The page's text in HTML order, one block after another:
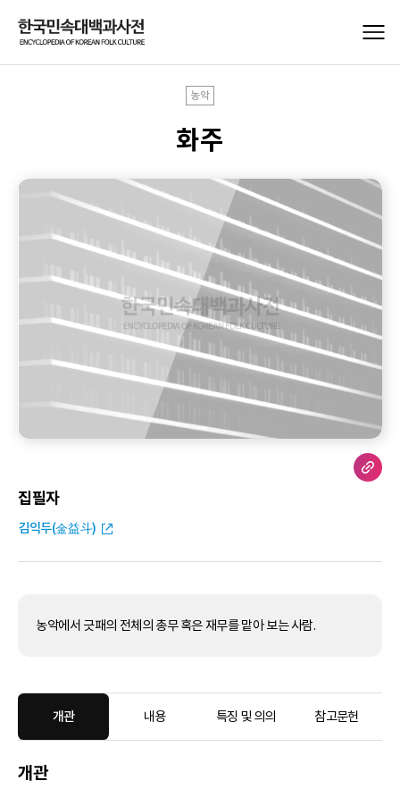
농악
화주
집필자
김익두(金益斗)
농악에서 긋패의 전체의 총무 혹은 재무를 맡아 보는 사람.
개관 내용 특징 및 의의 참고문헌
개관